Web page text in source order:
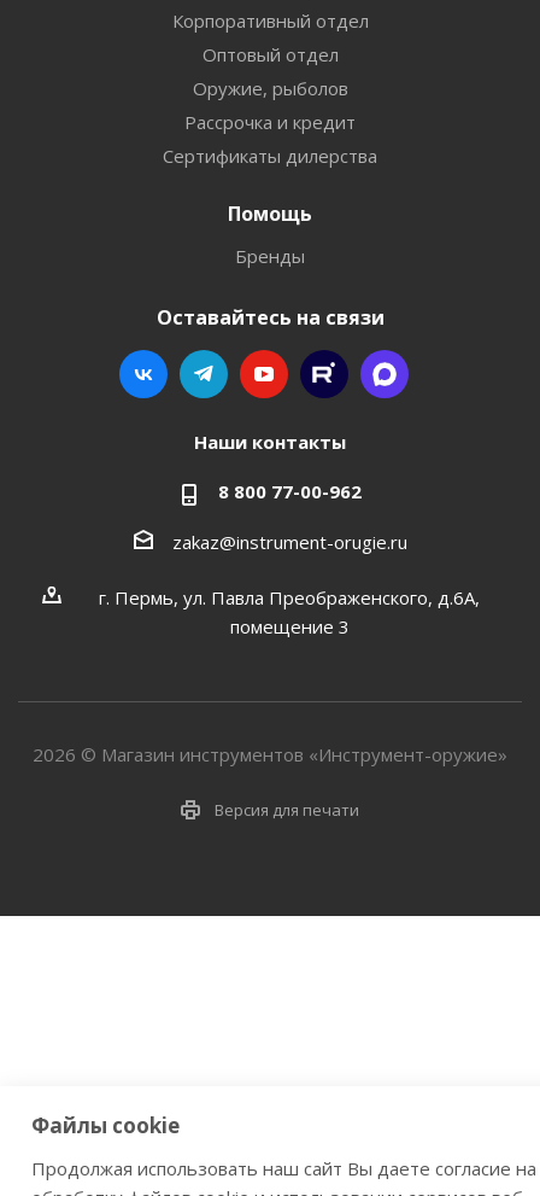
Корпоративный отдел
Оптовый отдел
Оружие, рыболов
Рассрочка и кредит
Сертификаты дилерства
Помощь
Бренды
Оставайтесь на связи
Наши контакты
8 800 77-00-962
zakaz@instrument-orugie.ru
г. Пермь, ул. Павла Преображенского, д.6А,
помещение 3
2026 © Магазин инструментов «Инструмент-оружие»
Версия для печати
Файлы cookie
Продолжая использовать наш сайт Вы даете согласие на